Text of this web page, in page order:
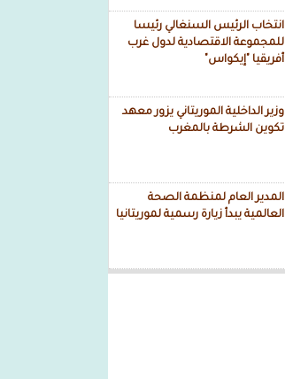
انتخاب الرئيس السنغالي رئيسا
للمجموعة الاقتصادية لدول غرب
أفريقيا "إيكواس"
وزير الداخلية الموريتاني يزور معهد
تكوين الشرطة بالمغرب
المدير العام لمنظمة الصحة
العالمية يبدأ زيارة رسمية لموريتانيا